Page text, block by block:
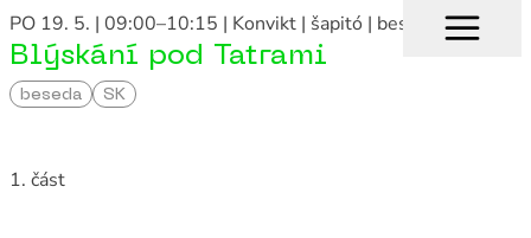
PO 19. 5. | 09:00–10:15 | Konvikt | šapitó | beseda
Blýskání pod Tatrami
beseda SK
1. část